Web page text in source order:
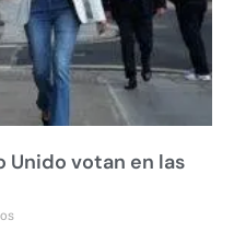
Unido votan en las